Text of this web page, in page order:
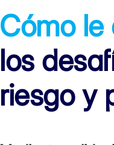
Cómo
los
riesgo y